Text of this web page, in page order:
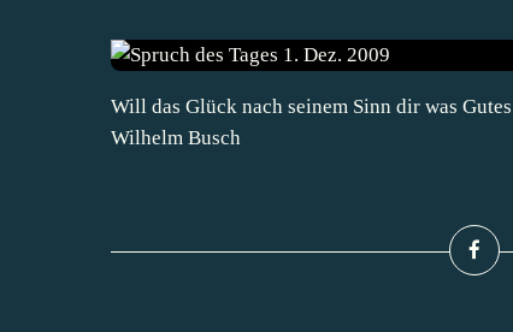
Will das Glück nach seinem Sinn dir was
Wilhelm Busch